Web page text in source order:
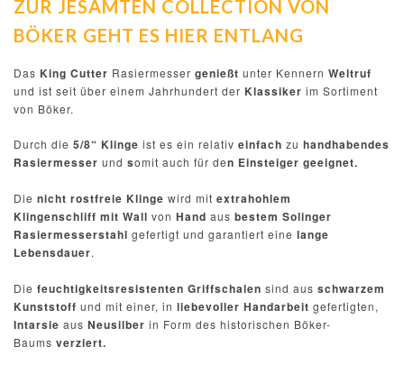
ZUR JESAMTEN COLLECTION VON
BÖKER GEHT ES HIER ENTLANG
Das King Cutter Rasiermesser genießt unter Kennern Weltruf
und ist seit über einem Jahrhundert der Klassiker im Sortiment
von Böker.
Durch die 5/8“ Klinge ist es ein relativ einfach zu handhabendes
Rasiermesser und somit auch für den Einsteiger geeignet.
Die nicht rostfreie Klinge wird mit extrahohlem
Klingenschliff mit Wall von Hand aus bestem Solinger
Rasiermesserstahl gefertigt und garantiert eine lange
Lebensdauer.
Die feuchtigkeitsresistenten Griffschalen sind aus schwarzem
Kunststoff und mit einer, in liebevoller Handarbeit gefertigten,
Intarsie aus Neusilber in Form des historischen Böker-
Baums verziert.